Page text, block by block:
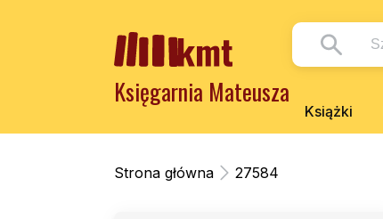
Księgarnia Mateusza
Książki
Strona główna 27584